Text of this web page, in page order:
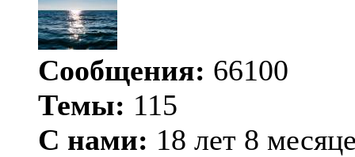
Сообщения: 66100
Темы: 115
С нами: 18 лет 8